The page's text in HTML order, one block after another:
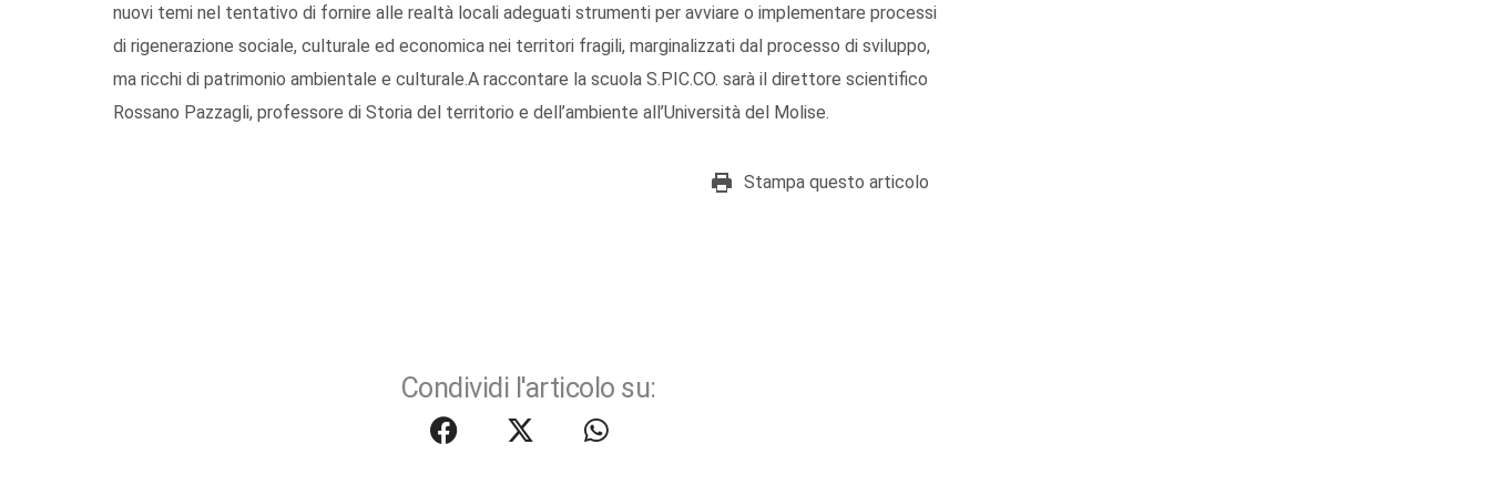
nuovi temi nel tentativo di fornire alle realtà locali adeguati strumenti per avviare o implementare processi
di rigenerazione sociale, culturale ed economica nei territori fragili, marginalizzati dal processo di sviluppo,
ma ricchi di patrimonio ambientale e culturale.A raccontare la scuola S.PIC.CO. sarà il direttore scientifico
Rossano Pazzagli, professore di Storia del territorio e dell’ambiente all’Università del Molise.
Stampa questo articolo
Condividi l'articolo su: